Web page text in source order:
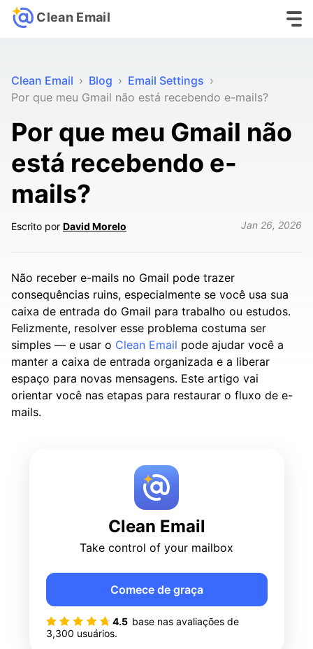
Clean Email
Clean Email › Blog › Email Settings ›
Por que meu Gmail não está recebendo e-mails?
Por que meu Gmail não
está recebendo e-
mails?
Escrito por David Morelo Jan 26, 2026
Não receber e-mails no Gmail pode trazer
consequências ruins, especialmente se você usa sua
caixa de entrada do Gmail para trabalho ou estudos.
Felizmente, resolver esse problema costuma ser
simples — e usar o Clean Email pode ajudar você a
manter a caixa de entrada organizada e a liberar
espaço para novas mensagens. Este artigo vai
orientar você nas etapas para restaurar o fluxo de e-
mails.
Clean Email
Take control of your mailbox
4.5 base nas avaliações de
3,300 usuários.
Comece de graça